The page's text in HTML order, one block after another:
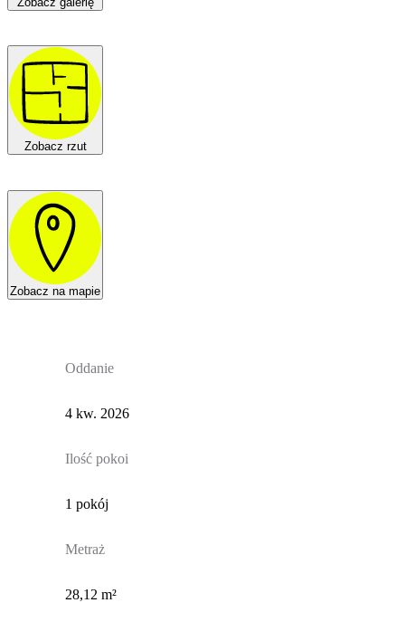
Zobacz rzut
Zobacz na mapie
Oddanie
4 kw. 2026
Ilość pokoi
1 pokój
Metraż
28,12 m²